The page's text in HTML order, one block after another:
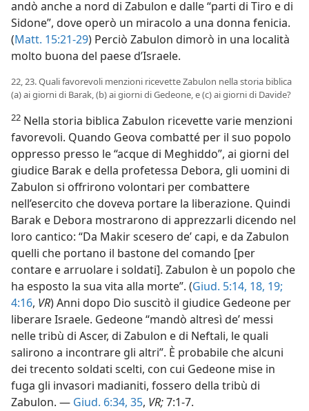
andò anche a nord di Zabulon e dalle “parti di Tiro e di
Sidone”, dove operò un miracolo a una donna fenicia.
(Matt. 15:21-29) Perciò Zabulon dimorò in una località
molto buona del paese d’Israele.
22, 23. Quali favorevoli menzioni ricevette Zabulon nella storia biblica
(a) ai giorni di Barak, (b) ai giorni di Gedeone, e (c) ai giorni di Davide?
22 Nella storia biblica Zabulon ricevette varie menzioni
favorevoli. Quando Geova combatté per il suo popolo
oppresso presso le “acque di Meghiddo”, ai giorni del
giudice Barak e della profetessa Debora, gli uomini di
Zabulon si offrirono volontari per combattere
nell’esercito che doveva portare la liberazione. Quindi
Barak e Debora mostrarono di apprezzarli dicendo nel
loro cantico: “Da Makir scesero de’ capi, e da Zabulon
quelli che portano il bastone del comando [per
contare e arruolare i soldati]. Zabulon è un popolo che
ha esposto la sua vita alla morte”. (Giud. 5:14, 18, 19;
4:16, VR) Anni dopo Dio suscitò il giudice Gedeone per
liberare Israele. Gedeone “mandò altresì de’ messi
nelle tribù di Ascer, di Zabulon e di Neftali, le quali
salirono a incontrare gli altri”. È probabile che alcuni
dei trecento soldati scelti, con cui Gedeone mise in
fuga gli invasori madianiti, fossero della tribù di
Zabulon. — Giud. 6:34, 35, VR;7:1-7.